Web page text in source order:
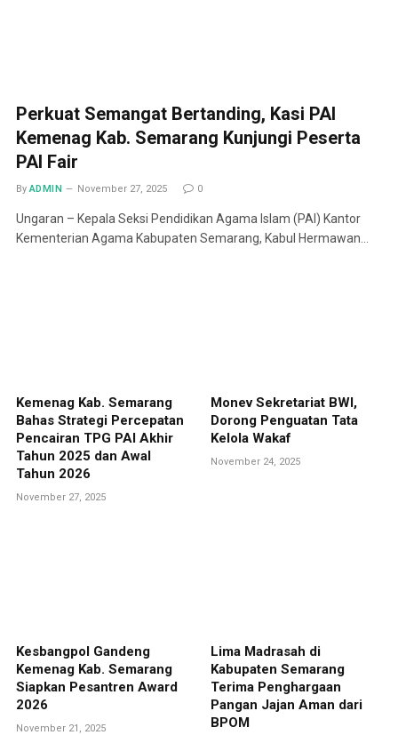
Perkuat Semangat Bertanding, Kasi PAI
Kemenag Kab. Semarang Kunjungi Peserta
PAI Fair
By ADMIN November 27, 2025 0
Ungaran – Kepala Seksi Pendidikan Agama Islam (PAI) Kantor
Kementerian Agama Kabupaten Semarang, Kabul Hermawan…
Kemenag Kab. Semarang
Bahas Strategi Percepatan
Pencairan TPG PAI Akhir
Tahun 2025 dan Awal
Tahun 2026
November 27, 2025
Monev Sekretariat BWI,
Dorong Penguatan Tata
Kelola Wakaf
November 24, 2025
Kesbangpol Gandeng
Kemenag Kab. Semarang
Siapkan Pesantren Award
2026
November 21, 2025
Lima Madrasah di
Kabupaten Semarang
Terima Penghargaan
Pangan Jajan Aman dari
BPOM